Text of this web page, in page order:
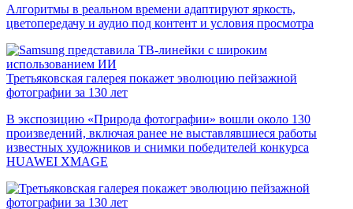
Алгоритмы в реальном времени адаптируют яркость,
цветопередачу и аудио под контент и условия просмотра
Третьяковская галерея покажет эволюцию пейзажной
фотографии за 130 лет
В экспозицию «Природа фотографии» вошли около 130
произведений, включая ранее не выставлявшиеся работы
известных художников и снимки победителей конкурса
HUAWEI XMAGE